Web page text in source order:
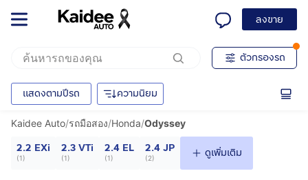
ลงขาย
ตัวกรองรถ
แสดงตามปีรถ ความนิยม
Kaidee Auto/รถมือสอง/Honda/Odyssey
2.2 EXi
(1)
2.3 VTi
(1)
2.4 EL
(1)
2.4 JP
(2) ดูเพิ่มเติม